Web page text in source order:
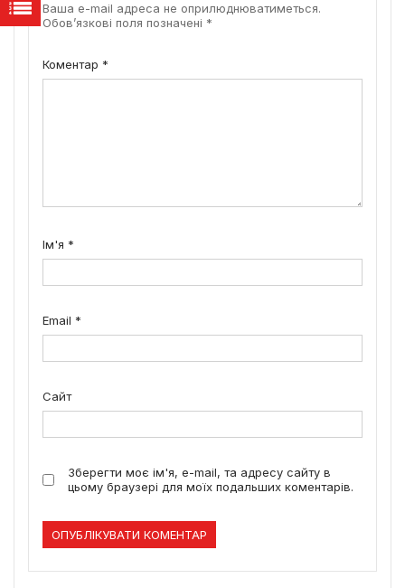
Ваша e-mail адреса не оприлюднюватиметься.
Обов’язкові поля позначені *
Коментар *
Ім'я *
Email *
Сайт
Зберегти моє ім'я, e-mail, та адресу сайту в
цьому браузері для моїх подальших коментарів.